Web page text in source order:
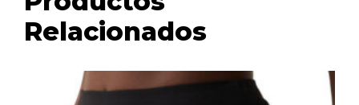
Relacionados